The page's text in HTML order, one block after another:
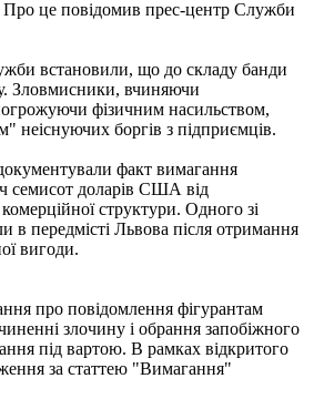
Про це повідомив прес-центр Служби
встановили, що до складу банди
Зловмисники, вчиняючи
фізичним насильством,
неіснуючих боргів з підприємців.
факт вимагання
семисот доларів США від
структури. Одного зі
в передмісті Львова після отримання
вигоди.
про повідомлення фігурантам
злочину і обрання запобіжного
під вартою. В рамках відкритого
за статтею "Вимагання"